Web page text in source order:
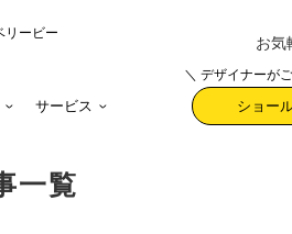
リービー
お気
サービス
＼ デザイナーが
ショー
一覧